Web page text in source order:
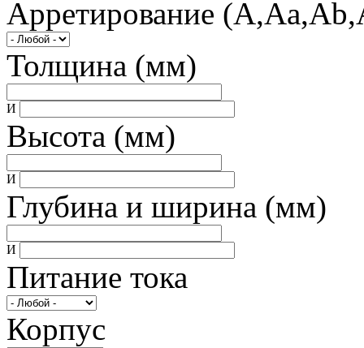
Арретирование
Толщина (мм)
И
Высота (мм)
И
Глубина и ширина (мм)
И
Питание тока
Корпус